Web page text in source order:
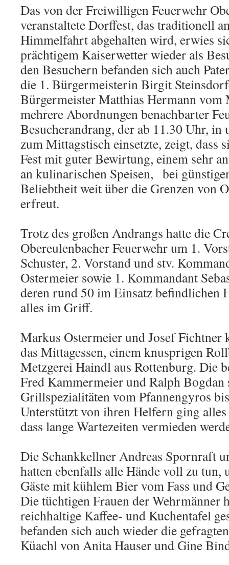
Das von der Freiwilligen Feuerwehr
veranstaltete Dorffest, das traditionell
Himmelfahrt abgehalten wird, erwies
prächtigem Kaiserwetter wieder als
den Besuchern befanden sich auch
die 1. Bürgermeisterin Birgit
Bürgermeister Matthias Hermann vom
mehrere Abordnungen benachbarter
Besucherandrang, der ab 11.30 Uhr,
zum Mittagstisch einsetzte, zeigt, dass
Fest mit guter Bewirtung, einem sehr
an kulinarischen Speisen, bei
Beliebtheit weit über die Grenzen von
erfreut.
Trotz des großen Andrangs hatte die
Obereulenbacher Feuerwehr um 1.
Schuster, 2. Vorstand und stv.
Ostermeier sowie 1. Kommandant
deren rund 50 im Einsatz befindlichen
alles im Griff.
Markus Ostermeier und Josef Fichtner
das Mittagessen, einem knusprigen
Metzgerei Haindl aus Rottenburg. Die
Fred Kammermeier und Ralph
Grillspezialitäten vom Pfannengyros
Unterstützt von ihren Helfern ging
dass lange Wartezeiten vermieden
Die Schankkellner Andreas Spornraft
hatten ebenfalls alle Hände voll zu tun,
Gäste mit kühlem Bier vom Fass und
Die tüchtigen Frauen der Wehrmänner
reichhaltige Kaffee- und Kuchentafel
befanden sich auch wieder die
Küachl von Anita Hauser und Gine